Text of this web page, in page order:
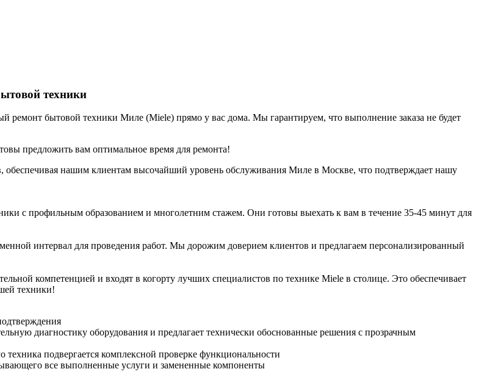
техники
ремонт бытовой техники Миле (Miele) прямо у вас дома. Мы гарантируем, что выполнение заказа не будет
предложить вам оптимальное время для ремонта!
нашим клиентам высочайший уровень обслуживания Миле в Москве, что подтверждает нашу
с профильным образованием и многолетним стажем. Они готовы выехать к вам в течение 35-45 минут для
интервал для проведения работ. Мы дорожим доверием клиентов и предлагаем персонализированный
компетенцией и входят в когорту лучших специалистов по технике Miele в столице. Это обеспечивает
техники!
диагностику оборудования и предлагает технически обоснованные решения с прозрачным
подвергается комплексной проверке функциональности
все выполненные услуги и замененные компоненты